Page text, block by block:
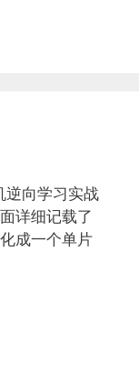
逆向学习实战
详细记载了
成一个单片